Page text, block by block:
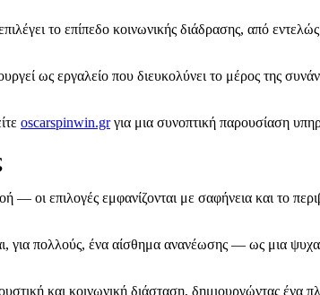
το επίπεδο κοινωνικής διάδρασης, από
ως εργαλείο που διευκολύνει το μέρος της
oscarspinwin.grγια μια συνοπτική παρουσίαση
οι επιλογές εμφανίζονται με σαφήνεια και το
πολλούς, ένα αίσθημα ανανέωσης — ως μια
και κοινωνική διάσταση, δημιουργώντας ένα